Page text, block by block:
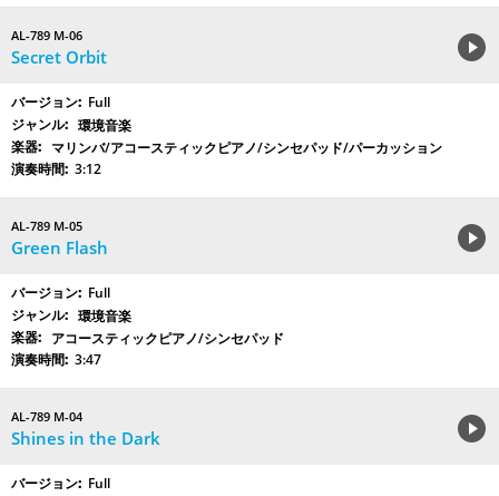
AL-789 M-06
Secret Orbit
Full
環境音楽
マリンバ/アコースティックピアノ/シンセパッド/パーカッション
3:12
AL-789 M-05
Green Flash
Full
環境音楽
アコースティックピアノ/シンセパッド
3:47
AL-789 M-04
Shines in the Dark
Full